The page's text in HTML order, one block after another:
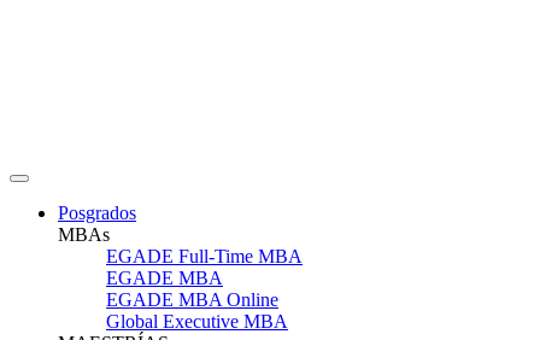
Posgrados
MBAs
EGADE Full-Time MBA
EGADE MBA
EGADE MBA Online
Global Executive MBA